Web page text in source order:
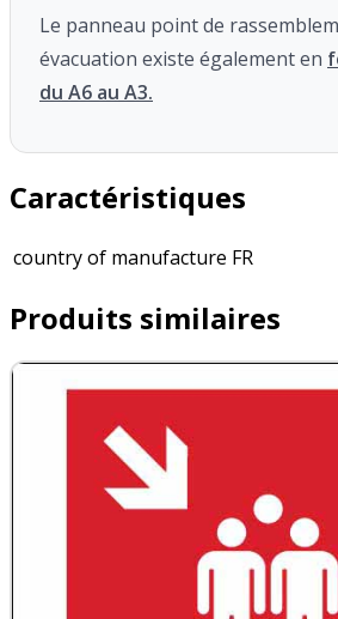
Le panneau point de
évacuation existe également en
du A6 au A3.
Caractéristiques
country of manufacture FR
Produits similaires